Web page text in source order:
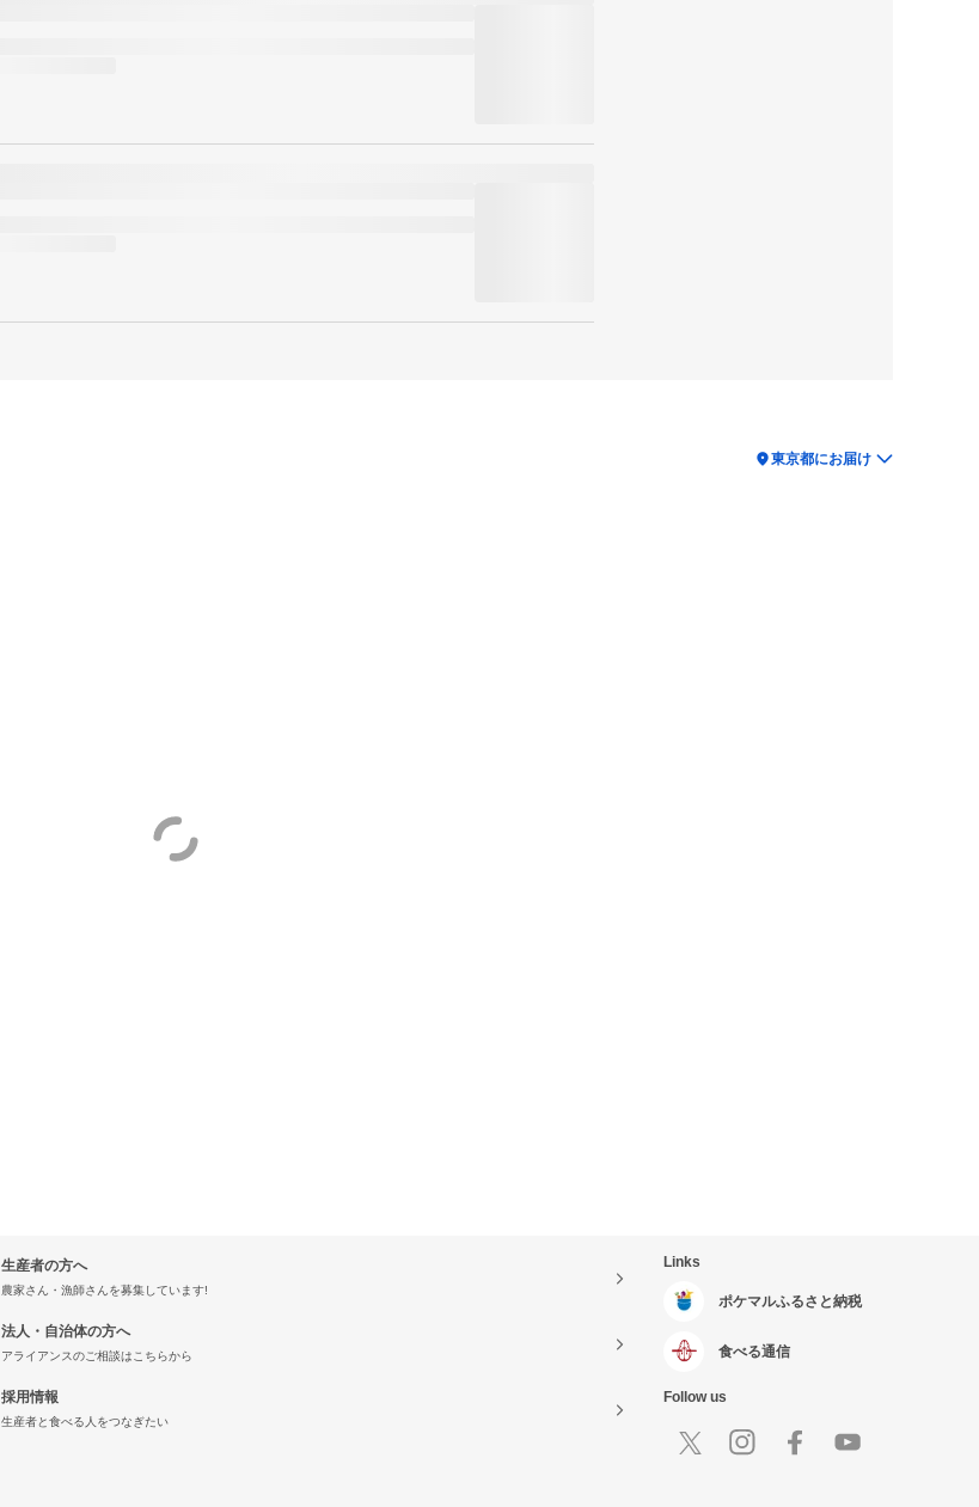
location_on東京都にお届け
生産者の方へ
農家さん・漁師さんを募集しています!
法人・自治体の方へ
アライアンスのご相談はこちらから
採用情報
生産者と食べる人をつなぎたい
Links
ポケマルふるさと納税
食べる通信
Follow us